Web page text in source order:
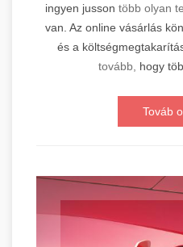
ingyen jusson több olyan
van. Az online vásárlás
és a
tovább, hogy
Továb